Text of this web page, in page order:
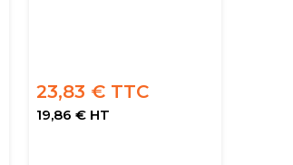
23,83 € TTC
19,86 € HT